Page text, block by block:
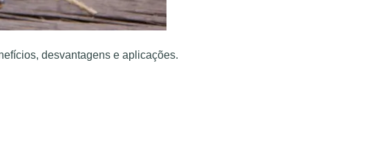
desvantagens e aplicações.